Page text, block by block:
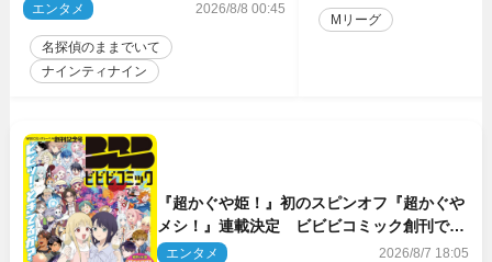
のゲスト出演が決定！
エンタメ 2026/8/8 00:45
名探偵のままでいて
ナインティナイン
Mリーグ
『超かぐや姫！』初のスピンオフ『超かぐや
メシ！』連載決定 ビビビコミック創刊で31
作品一挙公開
エンタメ 2026/8/7 18:05